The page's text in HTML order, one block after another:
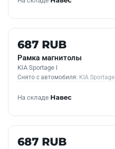
Б/У В НАЛИЧИИ
687 RUB
Рамка магнитолы
KIA Sportage I
Снято с автомобиля: KIA Sportage
На складе Навес
Б/У В НАЛИЧИИ
687 RUB